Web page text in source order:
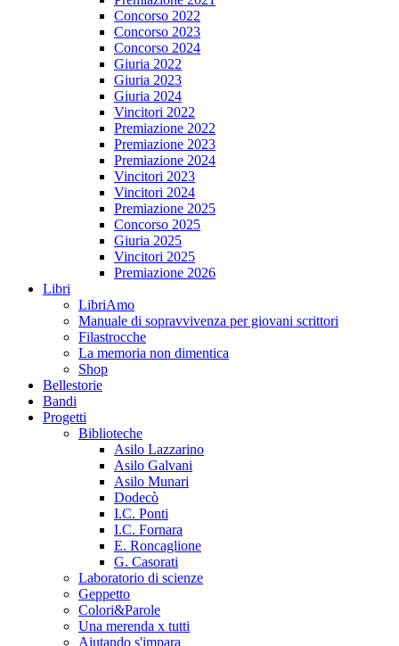
Concorso 2022
Concorso 2023
Concorso 2024
Giuria 2022
Giuria 2023
Giuria 2024
Vincitori 2022
Premiazione 2022
Premiazione 2023
Premiazione 2024
Vincitori 2023
Vincitori 2024
Premiazione 2025
Concorso 2025
Giuria 2025
Vincitori 2025
Premiazione 2026
Libri
LibriAmo
Manuale di sopravvivenza per giovani scrittori
Filastrocche
La memoria non dimentica
Shop
Bellestorie
Bandi
Progetti
Biblioteche
Asilo Lazzarino
Asilo Galvani
Asilo Munari
Dodecò
I.C. Ponti
I.C. Fornara
E. Roncaglione
G. Casorati
Laboratorio di scienze
Geppetto
Colori&Parole
Una merenda x tutti
Aiutando s'impara